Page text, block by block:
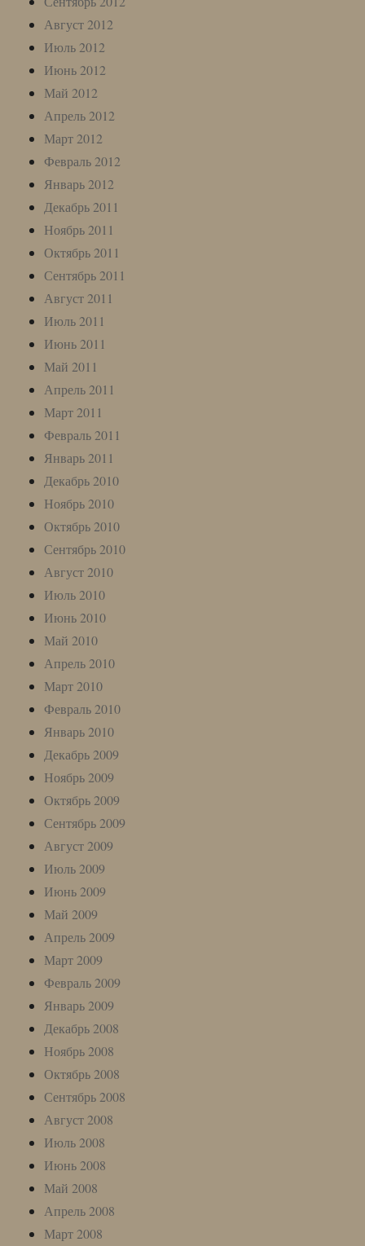
Август 2012
Июль 2012
Июнь 2012
Май 2012
Апрель 2012
Март 2012
Февраль 2012
Январь 2012
Декабрь 2011
Ноябрь 2011
Октябрь 2011
Сентябрь 2011
Август 2011
Июль 2011
Июнь 2011
Май 2011
Апрель 2011
Март 2011
Февраль 2011
Январь 2011
Декабрь 2010
Ноябрь 2010
Октябрь 2010
Сентябрь 2010
Август 2010
Июль 2010
Июнь 2010
Май 2010
Апрель 2010
Март 2010
Февраль 2010
Январь 2010
Декабрь 2009
Ноябрь 2009
Октябрь 2009
Сентябрь 2009
Август 2009
Июль 2009
Июнь 2009
Май 2009
Апрель 2009
Март 2009
Февраль 2009
Январь 2009
Декабрь 2008
Ноябрь 2008
Октябрь 2008
Сентябрь 2008
Август 2008
Июль 2008
Июнь 2008
Май 2008
Апрель 2008
Март 2008